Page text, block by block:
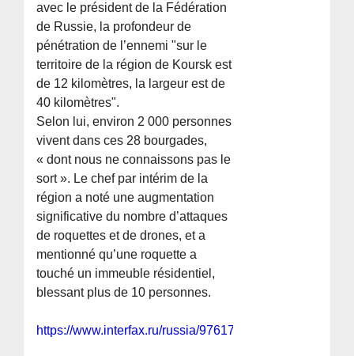
avec le président de la Fédération
de Russie, la profondeur de
pénétration de l’ennemi "sur le
territoire de la région de Koursk est
de 12 kilomètres, la largeur est de
40 kilomètres".
Selon lui, environ 2 000 personnes
vivent dans ces 28 bourgades,
« dont nous ne connaissons pas le
sort ». Le chef par intérim de la
région a noté une augmentation
significative du nombre d’attaques
de roquettes et de drones, et a
mentionné qu’une roquette a
touché un immeuble résidentiel,
blessant plus de 10 personnes.
https://www.interfax.ru/russia/976178